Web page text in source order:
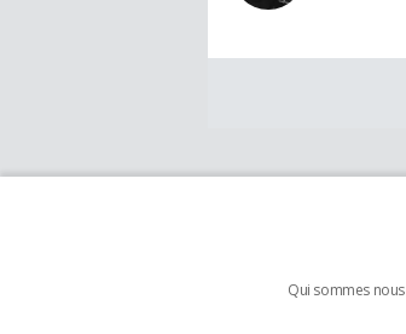
Qui sommes nous